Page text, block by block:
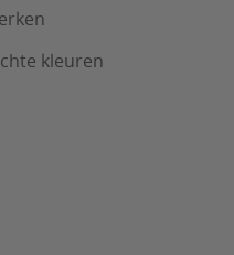
kleuren